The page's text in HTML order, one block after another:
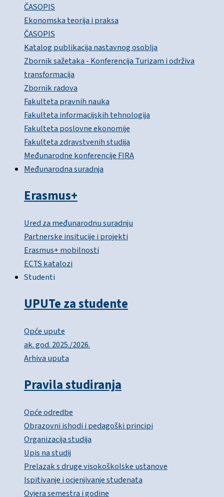
ČASOPIS
Ekonomska teorija i praksa
ČASOPIS
Katalog publikacija nastavnog osoblja
Zbornik sažetaka - Konferencija Turizam i održiva
transformacija
Zbornik radova
Fakulteta pravnih nauka
Fakulteta informacijskih tehnologija
Fakulteta poslovne ekonomije
Fakulteta zdravstvenih studija
Međunarodne konferencije FIRA
Međunarodna suradnja
Erasmus+
Ured za međunarodnu suradnju
Partnerske insitucije i projekti
Erasmus+ mobilnosti
ECTS katalozi
Studenti
UPUTe za studente
Opće upute
ak. god. 2025./2026.
Arhiva uputa
Pravila studiranja
Opće odredbe
Obrazovni ishodi i pedagoški principi
Organizacija studija
Upis na studij
Prelazak s druge visokoškolske ustanove
Ispitivanje i ocjenjivanje studenata
Ovjera semestra i godine